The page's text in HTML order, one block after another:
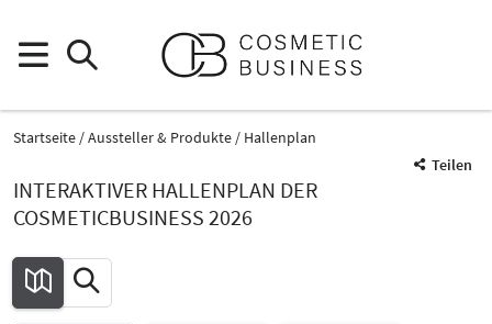
Startseite Aussteller & Produkte
Hallenplan
Teilen
INTERAKTIVER HALLENPLAN DER
COSMETICBUSINESS 2026